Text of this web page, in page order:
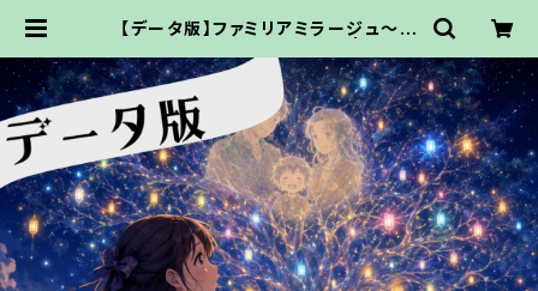
【データ版】ファミリアミラージュ～家
ル通販サイト